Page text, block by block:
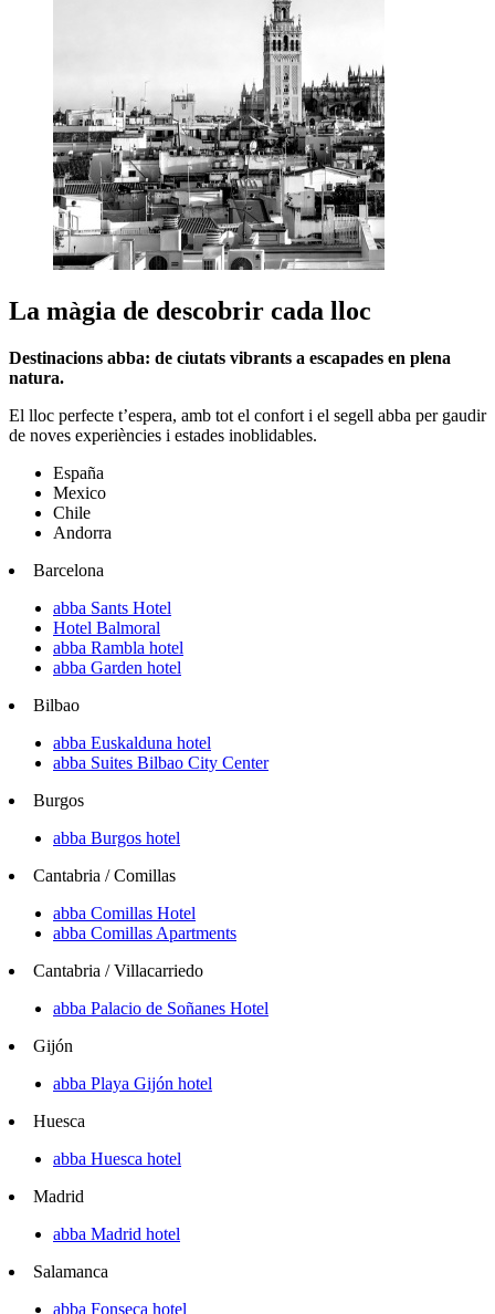
La màgia de descobrir cada lloc
Destinacions abba: de ciutats vibrants a escapades en plena
natura.
El lloc perfecte t’espera, amb tot el confort i el segell abba per gaudir
de noves experiències i estades inoblidables.
España
Mexico
Chile
Andorra
Barcelona
abba Sants Hotel
Hotel Balmoral
abba Rambla hotel
abba Garden hotel
Bilbao
abba Euskalduna hotel
abba Suites Bilbao City Center
Burgos
abba Burgos hotel
Cantabria / Comillas
abba Comillas Hotel
abba Comillas Apartments
Cantabria / Villacarriedo
abba Palacio de Soñanes Hotel
Gijón
abba Playa Gijón hotel
Huesca
abba Huesca hotel
Madrid
abba Madrid hotel
Salamanca
abba Fonseca hotel